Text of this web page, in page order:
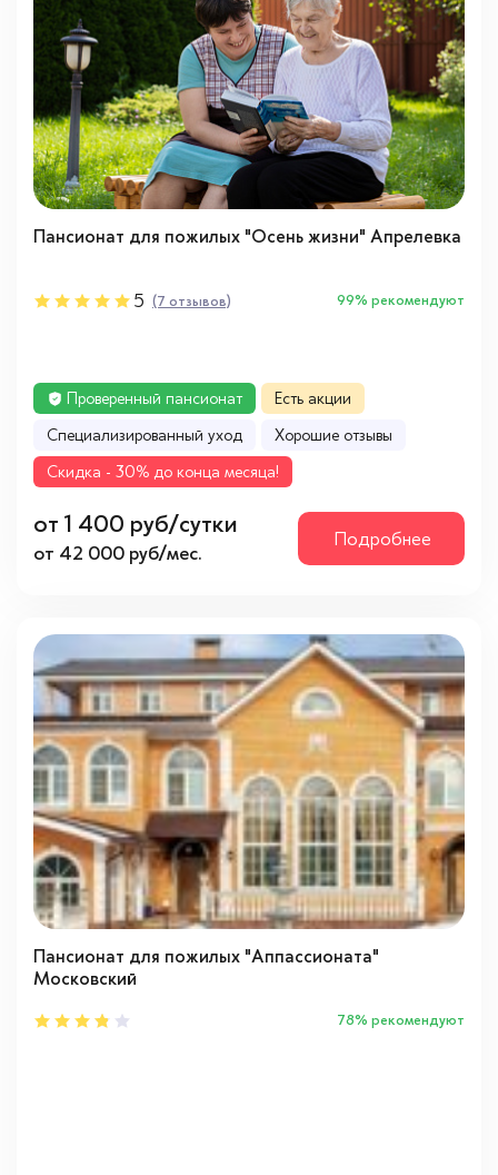
Пансионат для пожилых "Осень жизни" Апрелевка
5 (7 отзывов) 99% рекомендуют
Проверенный пансионат
Есть акции
Cпециализированный уход
Хорошие отзывы
Cкидка - 30% до конца месяца!
от 1 400 руб/сутки
от 42 000 руб/мес.
Подробнее
Пансионат для пожилых "Аппассионата"
Московский
78% рекомендуют